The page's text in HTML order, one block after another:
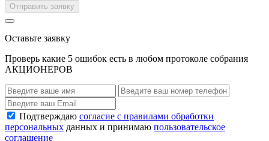
Отправить заявку
Оставьте заявку
Проверь какие 5 ошибок есть в любом протоколе собрания
АКЦИОНЕРОВ
Подтверждаю согласие с правилами обработки
персональных данных и принимаю пользовательское
соглашение